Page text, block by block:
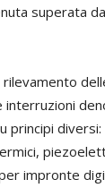
superata
interruzioni
principi
impronte